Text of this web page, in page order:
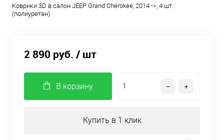
Коврики 3D в салон JEEP Grand Cherokee, 2014 ->, 4 шт.
(полиуретан)
2 890 руб. / шт
В корзину
Купить в 1 клик